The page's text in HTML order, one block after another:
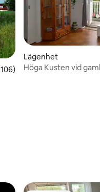
5 i genomsnittligt betyg,
Lägenhet
Höga Kusten vid